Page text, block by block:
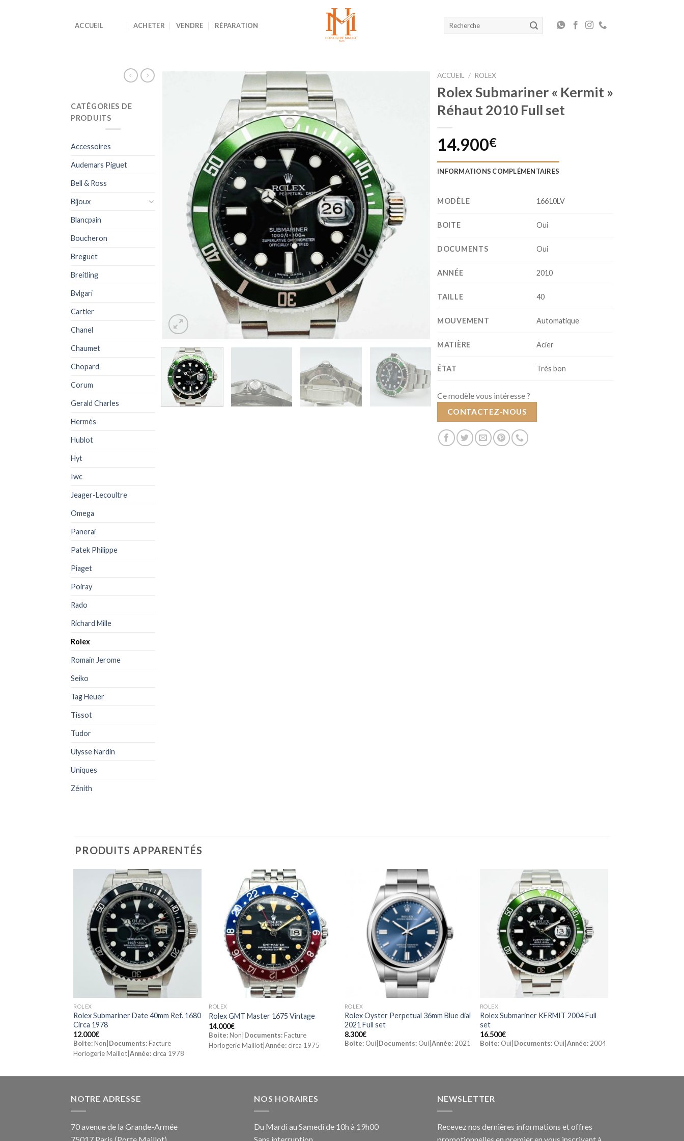
ACCUEIL ACHETER VENDRE RÉPARATION
Recherche
CATÉGORIES DE
PRODUITS
Accessoires
Audemars Piguet
Bell & Ross
Bijoux
Blancpain
Boucheron
Breguet
Breitling
Bvlgari
Cartier
Chanel
Chaumet
Chopard
Corum
Gerald Charles
Hermès
Hublot
Hyt
Iwc
Jeager-Lecoultre
Omega
Panerai
Patek Philippe
Piaget
Poiray
Rado
Richard Mille
Rolex
Romain Jerome
Seiko
Tag Heuer
Tissot
Tudor
Ulysse Nardin
Uniques
Zénith
ACCUEIL / ROLEX
Rolex Submariner « Kermit »
Réhaut 2010 Full set
14.900€
INFORMATIONS COMPLÉMENTAIRES
MODÈLE 16610LV
BOITE Oui
DOCUMENTS Oui
ANNÉE 2010
TAILLE 40
MOUVEMENT Automatique
MATIÈRE Acier
ÉTAT Très bon
Ce modèle vous intéresse ?
CONTACTEZ-NOUS
PRODUITS APPARENTÉS
ROLEX
Rolex Submariner Date 40mm Ref. 1680
Circa 1978
12.000€
Boite:Non| Documents:Facture
Horlogerie Maillot| Année: circa 1978
ROLEX
Rolex GMT Master 1675 Vintage
14.000€
Boite:Non|Documents:Facture
Horlogerie Maillot|Année: circa 1975
ROLEX
Rolex Oyster Perpetual 36mm Blue dial
2021 Full set
8.300€
Boite:Oui| Documents:Oui| Année:2021
ROLEX
Rolex Submariner KERMIT 2004 Full
set
16.500€
Boite:Oui| Documents:Oui| Année:2004
NOTRE ADRESSE
70 avenue de la Grande-Armée
NOS HORAIRES
Du Mardi au Samedi de 10h à 19h00
NEWSLETTER
Recevez nos dernières informations et offres